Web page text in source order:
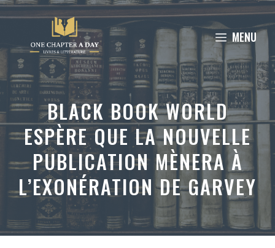
Aller
contenu
MENU
BLACK BOOK WORLD
ESPÈRE QUE LA NOUVELLE
PUBLICATION MÈNERA À
L’EXONÉRATION DE GARVEY